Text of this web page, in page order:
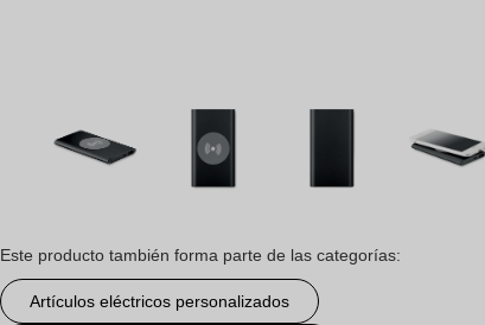
Este producto también forma parte de las categorías:
Artículos eléctricos personalizados